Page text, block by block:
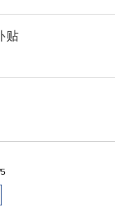
贴